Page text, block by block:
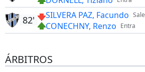
Sale
SILVERA PAZ, Facundo
Entra
CONECHNY, Renzo
82'
ÁRBITROS